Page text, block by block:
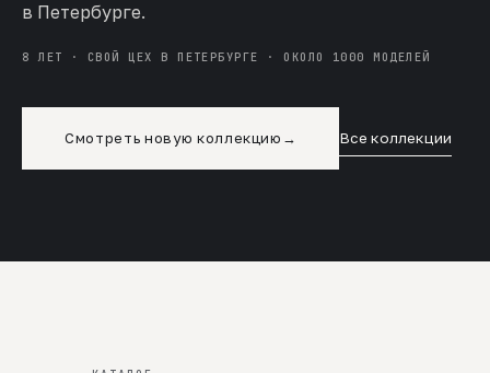
в Петербурге.
8 ЛЕТ · СВОЙ ЦЕХ В ПЕТЕРБУРГЕ · ОКОЛО 1000 МОДЕЛЕЙ
Смотреть новую коллекцию → Все коллекции